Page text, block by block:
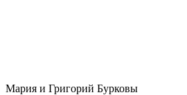
Мария и Григорий Бурковы